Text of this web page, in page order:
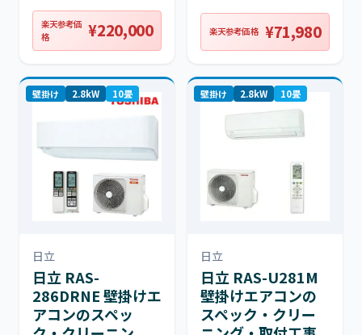
楽天参考価
格
¥220,000 楽天参考価格 ¥71,980
壁掛け 2.8kW 10畳
日立
日立 RAS-
286DRNE 壁掛けエ
アコンのスペッ
壁掛け 2.8kW 10畳
日立
日立 RAS-U281M
壁掛けエアコンの
スペック・クリー